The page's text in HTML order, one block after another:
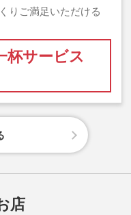
りご満足いただける
杯サービス
店